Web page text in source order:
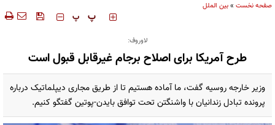
صفحه نخست »بین الملل
‍‍‍ پ پ
لاوروف:
طرح آمریکا برای اصلاح برجام غیرقابل قبول است
وزیر خارجه روسیه گفت، ما آماده هستیم تا از طریق مجاری دیپلماتیک درباره
پرونده تبادل زندانیان با واشنگتن تحت توافق بایدن-پوتین گفتگو کنیم.